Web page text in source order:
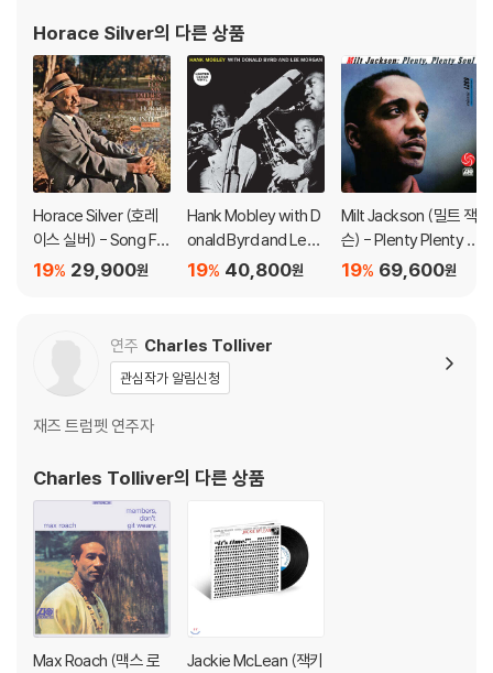
가 어려우므로 신중한 구매를 부탁드립니다.
Horace Silver의 다른 상품
Horace Silver (호레
이스 실버) - Song For
My Father [LP]
29,900원
19%
Hank Mobley with D
onald Byrd and Lee
Morgan [투명 컬러 L
40,800원
19%
Milt Jackson (밀트 잭
슨) - Plenty Plenty S
oul [LP]69,600원
19%
연주 Charles Tolliver
관심작가 알림신청
재즈 트럼펫 연주자
Charles Tolliver의 다른 상품
Max Roach (맥스 로
Jackie McLean (잭키